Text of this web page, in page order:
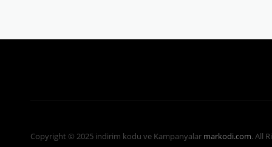
Copyright © 2025 indirim kodu ve Kampanyalar markodi.com. All